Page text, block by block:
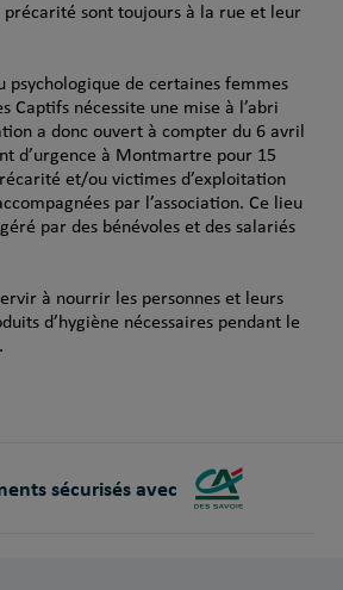
précarité sont toujours à la rue et leur
psychologique de certaines femmes
Captifs nécessite une mise à l’abri
a donc ouvert à compter du 6 avril
d’urgence à Montmartre pour 15
et/ou victimes d’exploitation
par l’association. Ce lieu
par des bénévoles et des salariés
à nourrir les personnes et leurs
d’hygiène nécessaires pendant le
sécurisés avec